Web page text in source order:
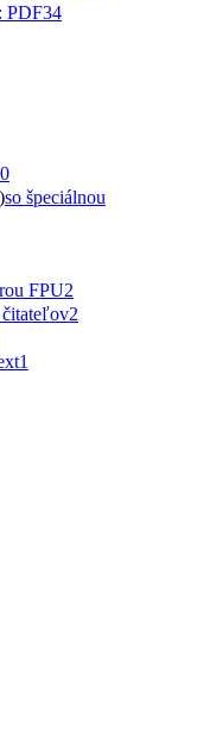
PDF34
so špeciálnou
FPU2
2
1